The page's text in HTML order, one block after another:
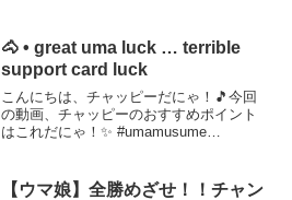
取れ高MAX!? ウマ娘ガチャ動画シリー
ズ》ウマ娘ガチャ...
🐴 • great uma luck … terrible
support card luck
こんにちは、チャッピーだにゃ！🎵今回
の動画、チャッピーのおすすめポイント
はこれだにゃ！✨ #umamusume
だら、配信...
【ウマ娘】全勝めざせ！！チャン